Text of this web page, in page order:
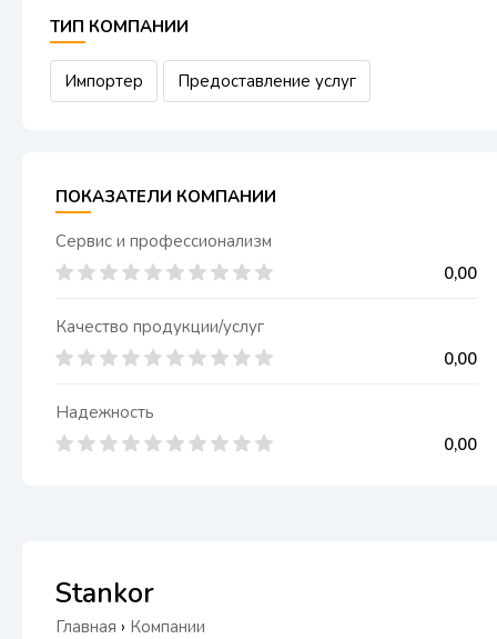
ТИП КОМПАНИИ
Импортер Предоставление услуг
ПОКАЗАТЕЛИ КОМПАНИИ
Сервис и профессионализм
0,00
Качество продукции/услуг
0,00
Надежность
0,00
Stankor
Главная › Компании